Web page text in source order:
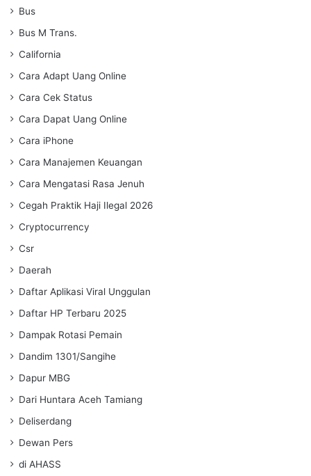
Bus
Bus M Trans.
California
Cara Adapt Uang Online
Cara Cek Status
Cara Dapat Uang Online
Cara iPhone
Cara Manajemen Keuangan
Cara Mengatasi Rasa Jenuh
Cegah Praktik Haji Ilegal 2026
Cryptocurrency
Csr
Daerah
Daftar Aplikasi Viral Unggulan
Daftar HP Terbaru 2025
Dampak Rotasi Pemain
Dandim 1301/Sangihe
Dapur MBG
Dari Huntara Aceh Tamiang
Deliserdang
Dewan Pers
di AHASS